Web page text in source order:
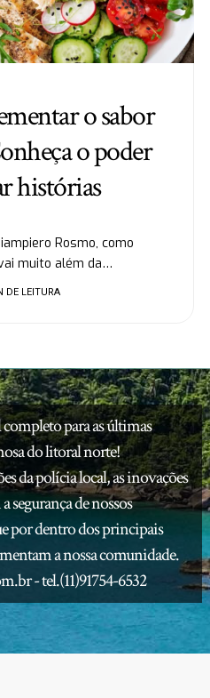
o sabor
o poder
histórias
Rosmo, como
muito além da…
DE LEITURA
para as últimas
do litoral norte!
da polícia local, as inovações
segurança de nossos
por dentro dos principais
a nossa comunidade.
- tel.(11)91754-6532